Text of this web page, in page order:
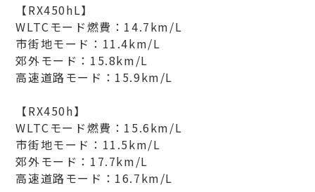
【RX450hL】
WLTCモード燃費：14.7km/L
市街地モード：11.4km/L
郊外モード：15.8km/L
高速道路モード：15.9km/L
【RX450h】
WLTCモード燃費：15.6km/L
市街地モード：11.5km/L
郊外モード：17.7km/L
高速道路モード：16.7km/L